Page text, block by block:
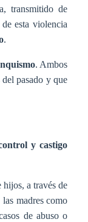
transmitido de
esta violencia
.
. Ambos
pasado y que
y castigo
hijos, a través de
madres como
de abuso o